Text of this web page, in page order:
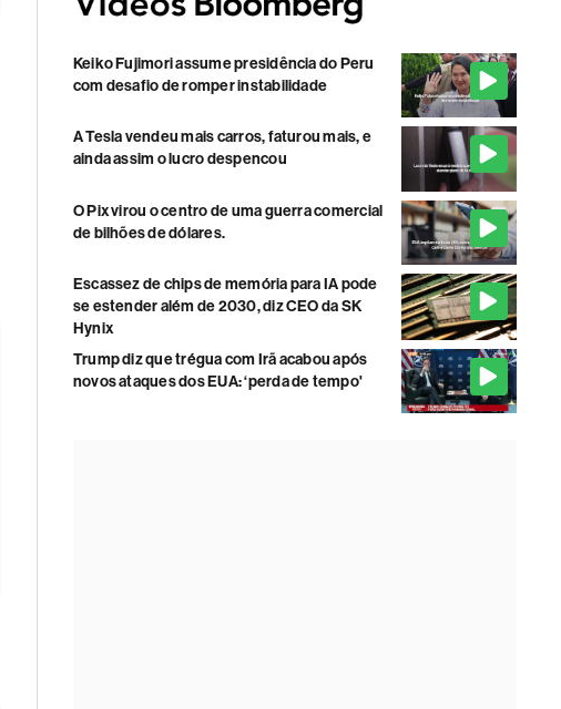
Keiko Fujimori assume presidência do Peru
com desafio de romper instabilidade
A Tesla vendeu mais carros, faturou mais, e
ainda assim o lucro despencou
O Pix virou o centro de uma guerra comercial
de bilhões de dólares.
Escassez de chips de memória para IA pode
se estender além de 2030, diz CEO da SK
Hynix
Trump diz que trégua com Irã acabou após
novos ataques dos EUA: ‘perda de tempo'